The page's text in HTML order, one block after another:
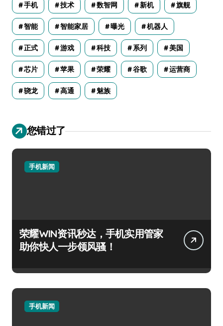
手机 技术 数智网 新机 旗舰
智能 智能家居 曝光 机器人
正式 游戏 科技 系列 美国
芯片 苹果 荣耀 谷歌 运营商
骁龙 高通 魅族
您错过了
手机新闻
荣耀WIN资讯秒达，手机实用管家
助你快人一步领风骚！
手机新闻